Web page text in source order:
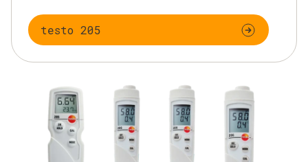
testo 205